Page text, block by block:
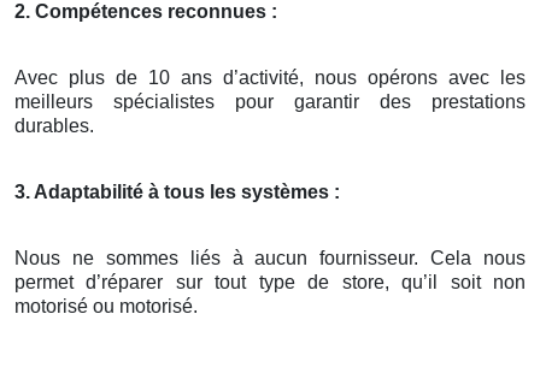
2. Compétences reconnues :
Avec plus de 10 ans d’activité, nous opérons avec les
meilleurs spécialistes pour garantir des prestations
durables.
3. Adaptabilité à tous les systèmes :
Nous ne sommes liés à aucun fournisseur. Cela nous
permet d’réparer sur tout type de store, qu’il soit non
motorisé ou motorisé.